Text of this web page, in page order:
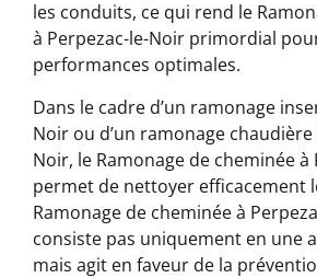
les conduits, ce qui rend le
à Perpezac-le-Noir primordial
performances optimales.
Dans le cadre d’un ramonage
Noir ou d’un ramonage chaudière
Noir, le Ramonage de cheminée
permet de nettoyer efficacement
Ramonage de cheminée à
consiste pas uniquement en une
mais agit en faveur de la